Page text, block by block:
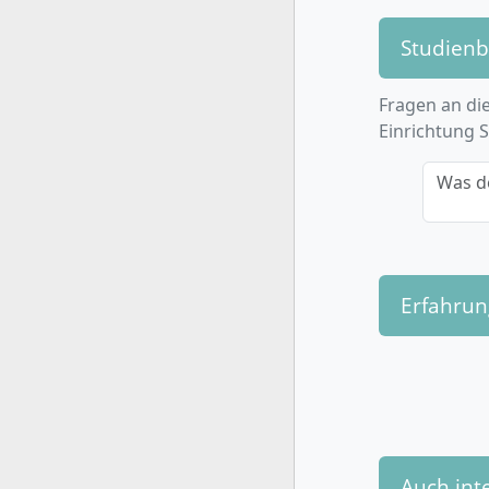
setzen –
New Work
Wie ist
BSP in
Projekte
oder
Fragen an
Einrichtung
Was